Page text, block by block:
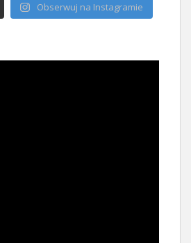
Obserwuj na Instagramie